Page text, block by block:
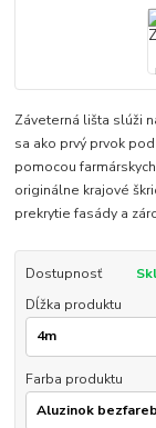
Záveterná lišta slúži
sa ako prvý prvok
pomocou
originálne krajové
prekrytie fasády a
Dostupnosť
Dĺžka produktu
Farba produktu